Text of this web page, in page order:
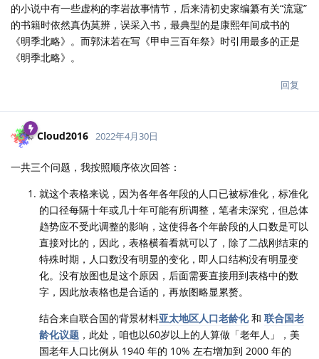
的小说中有一些虚构的李岩故事情节，后来清初史家编纂有关“流寇”
的书籍时依然真伪莫辨，误采入书，最典型的是康熙年间成书的
《明季北略》。而郭沫若在写《甲申三百年祭》时引用最多的正是
《明季北略》。
回复
Cloud2016 2022年4月30日
一共三个问题，我按照顺序依次回答：
就这个表格来说，因为各年各年段的人口已被标准化，标准化
的口径每隔十年或几十年可能有所调整，笔者未深究，但总体
趋势应不受此调整的影响，这使得各个年龄段的人口数是可以
直接对比的，因此，表格横着看就可以了，除了二战刚结束的
特殊时期，人口数没有明显的变化，即人口结构没有明显变
化。没有放图也是这个原因，后面需要直接用到表格中的数
字，因此放表格也是合适的，再放图略显累赘。
结合来自联合国的背景材料亚太地区人口老龄化和 联合国老
龄化议题 ，此处，咱也以60岁以上的人算做「老年人」，美
国老年人口比例从 1940 年的 10% 左右增加到 2000 年的